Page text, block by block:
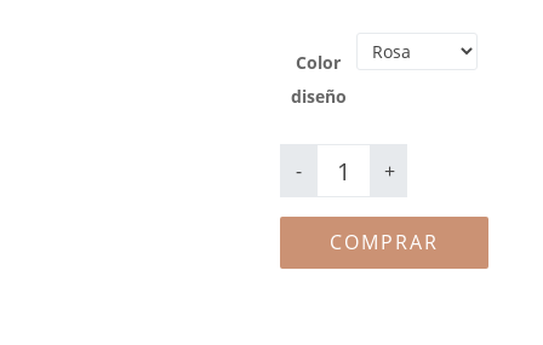
Color
diseño
-
Agradecimientos
digital
Warhol
cantidad
+
COMPRAR